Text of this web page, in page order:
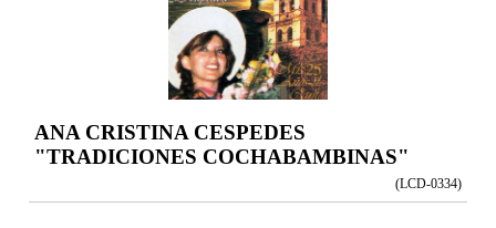
ANA CRISTINA CESPEDES
"TRADICIONES COCHABAMBINAS"
(LCD-0334)